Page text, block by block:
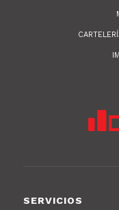
SERVICIOS